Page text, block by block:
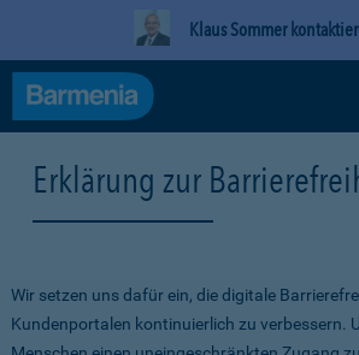
Klaus Sommer
Erklärung zur
Wir setzen uns dafür ein, die digitale
Kundenportalen kontinuierlich zu verbessern.